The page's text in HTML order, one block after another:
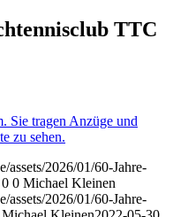
TTC
assets/2026/01/60-Jahre-
0 0 Michael Kleinen
assets/2026/01/60-Jahre-